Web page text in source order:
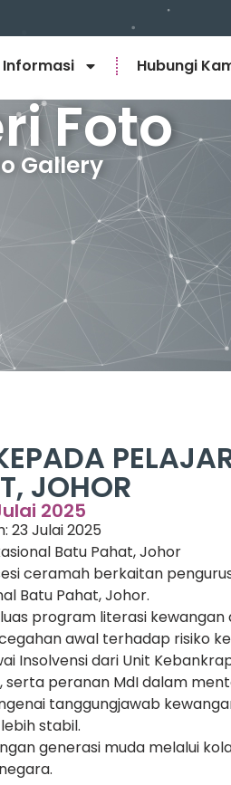
Informasi Hubungi
Foto
Gallery
JOHOR
2025
23 Julai 2025
Batu Pahat, Johor
ceramah berkaitan
Batu Pahat, Johor.
program literasi kewangan
awal terhadap risiko
Insolvensi dari Unit
peranan MdI dalam
tanggungjawab
stabil.
generasi muda melalui
negara.